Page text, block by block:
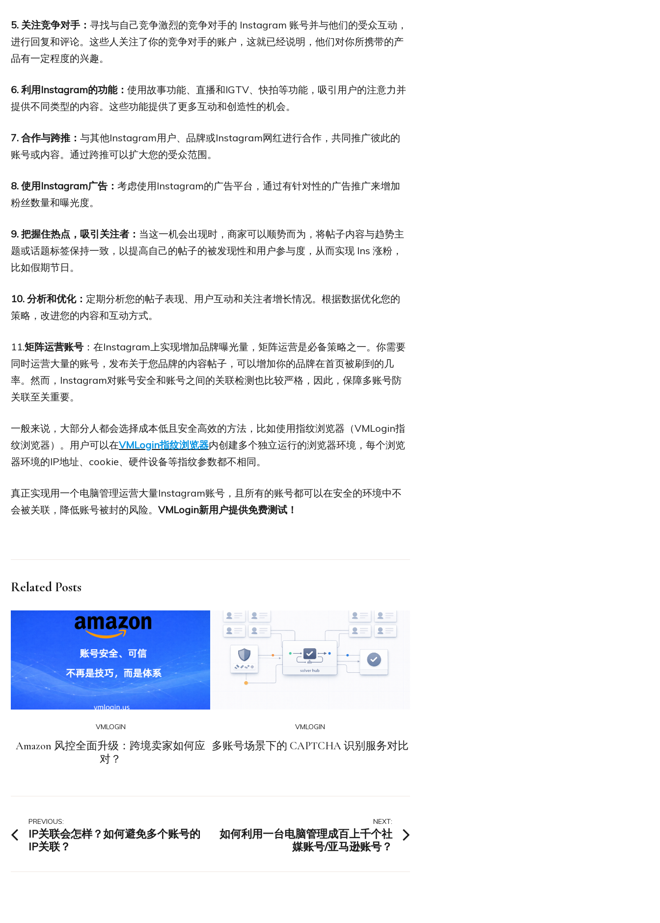
5. 关注竞争对手： 寻找与自己竞争激烈的竞争对手的 Instagram 账号并与他们的受众互动，
进行回复和评论。这些人关注了你的竞争对手的账户，这就已经说明，他们对你所携带的产
品有一定程度的兴趣。
6.利用Instagram的功能： 使用故事功能、直播和IGTV、快拍等功能，吸引用户的注意力并
提供不同类型的内容。这些功能提供了更多互动和创造性的机会。
7. 合作与跨推： 与其他Instagram用户、品牌或Instagram网红进行合作，共同推广彼此的
账号或内容。通过跨推可以扩大您的受众范围。
8. 使用Instagram广告： 考虑使用Instagram的广告平台，通过有针对性的广告推广来增加
粉丝数量和曝光度。
9. 把握住热点，吸引关注者： 当这一机会出现时，商家可以顺势而为，将帖子内容与趋势主
题或话题标签保持一致，以提高自己的帖子的被发现性和用户参与度，从而实现 Ins 涨粉，
比如假期节日。
10. 分析和优化： 定期分析您的帖子表现、用户互动和关注者增长情况。根据数据优化您的
策略，改进您的内容和互动方式。
11.矩阵运营账号 ：在Instagram上实现增加品牌曝光量，矩阵运营是必备策略之一。你需要
同时运营大量的账号，发布关于您品牌的内容帖子，可以增加你的品牌在首页被刷到的几
率。然而，Instagram对账号安全和账号之间的关联检测也比较严格，因此，保障多账号防
关联至关重要。
一般来说，大部分人都会选择成本低且安全高效的方法，比如使用指纹浏览器（VMLogin指
纹浏览器）。用户可以在VMLogin指纹浏览器内创建多个独立运行的浏览器环境，每个浏览
器环境的IP地址、cookie、硬件设备等指纹参数都不相同。
真正实现用一个电脑管理运营大量Instagram账号，且所有的账号都可以在安全的环境中不
会被关联，降低账号被封的风险。 VMLogin新用户提供免费测试！
Related Posts
VMLOGIN
Amazon 风控全面升级：跨境卖家如何应
对？
VMLOGIN
多账号场景下的 CAPTCHA 识别服务对比
章
PREVIOUS:
IP关联会怎样？如何避免多个账号的
IP关联？
NEXT:
如何利用一台电脑管理成百上千个社
媒账号/亚马逊账号？